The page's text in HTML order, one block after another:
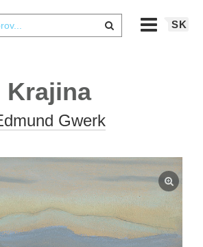
SK
Krajina
Gwerk